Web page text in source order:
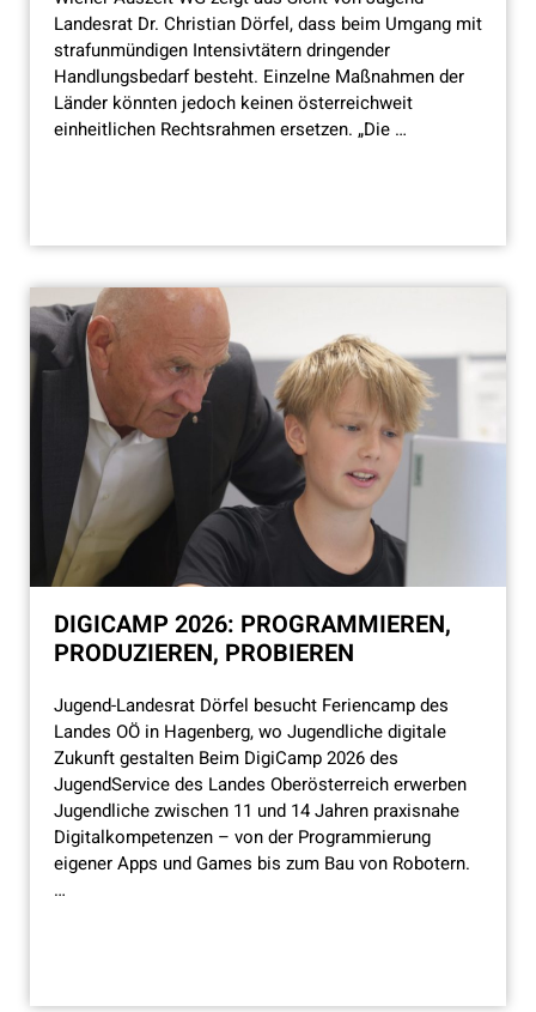
Landesrat Dr. Christian Dörfel, dass beim Umgang mit
strafunmündigen Intensivtätern dringender
Handlungsbedarf besteht. Einzelne Maßnahmen der
Länder könnten jedoch keinen österreichweit
einheitlichen Rechtsrahmen ersetzen. „Die …
DIGICAMP 2026: PROGRAMMIEREN,
PRODUZIEREN, PROBIEREN
Jugend-Landesrat Dörfel besucht Feriencamp des
Landes OÖ in Hagenberg, wo Jugendliche digitale
Zukunft gestalten Beim DigiCamp 2026 des
JugendService des Landes Oberösterreich erwerben
Jugendliche zwischen 11 und 14 Jahren praxisnahe
Digitalkompetenzen – von der Programmierung
eigener Apps und Games bis zum Bau von Robotern.
…